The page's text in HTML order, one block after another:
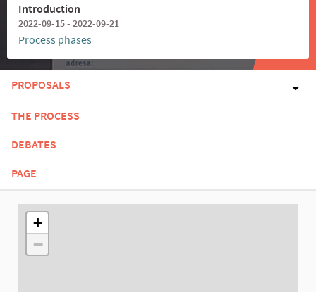
Introduction
2022-09-15 - 2022-09-21
Process phases
PROPOSALS
THE PROCESS
DEBATES
PAGE
The following element is a map which presents the items on
+
−